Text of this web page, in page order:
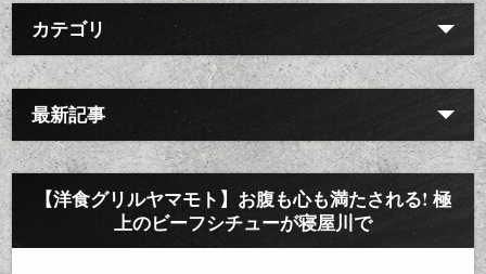
カテゴリ
最新記事
【洋食グリルヤマモト】お腹も心も満たされる! 極
上のビーフシチューが寝屋川で